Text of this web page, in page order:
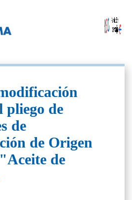
pliego de
de
de Origen
de